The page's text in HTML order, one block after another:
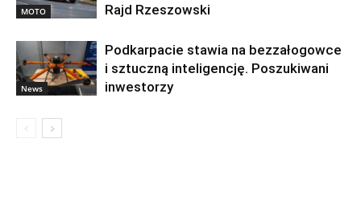
MOTO
Rajd Rzeszowski
News
Podkarpacie stawia na bezzałogowce
i sztuczną inteligencję. Poszukiwani
inwestorzy